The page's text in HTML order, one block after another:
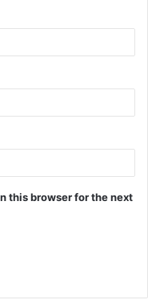
this browser for the next